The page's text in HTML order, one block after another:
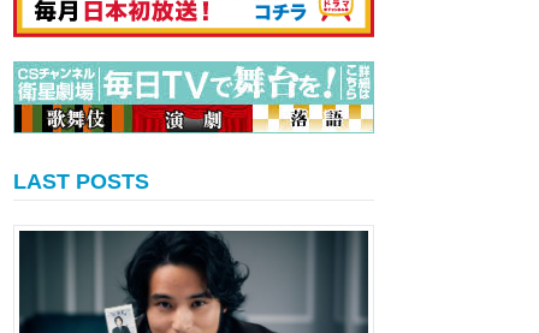
LAST POSTS